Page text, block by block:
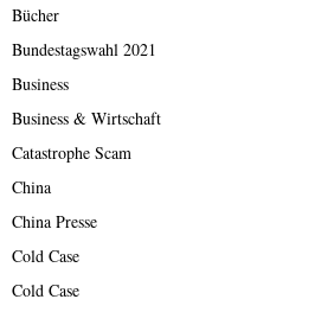
Bücher
Bundestagswahl 2021
Business
Business & Wirtschaft
Catastrophe Scam
China
China Presse
Cold Case
Cold Case